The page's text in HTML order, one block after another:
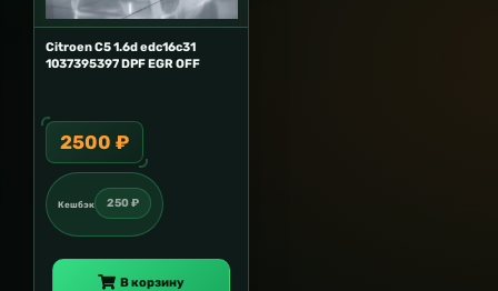
Citroen C5 1.6d edc16c31
1037395397 DPF EGR OFF
2500 ₽
Кешбэк 250 ₽
В корзину